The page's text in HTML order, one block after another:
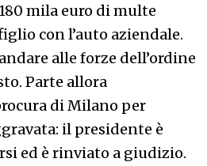
mila euro di multe
con l’auto aziendale.
alle forze dell’ordine
Parte allora
di Milano per
il presidente è
ed è rinviato a giudizio.